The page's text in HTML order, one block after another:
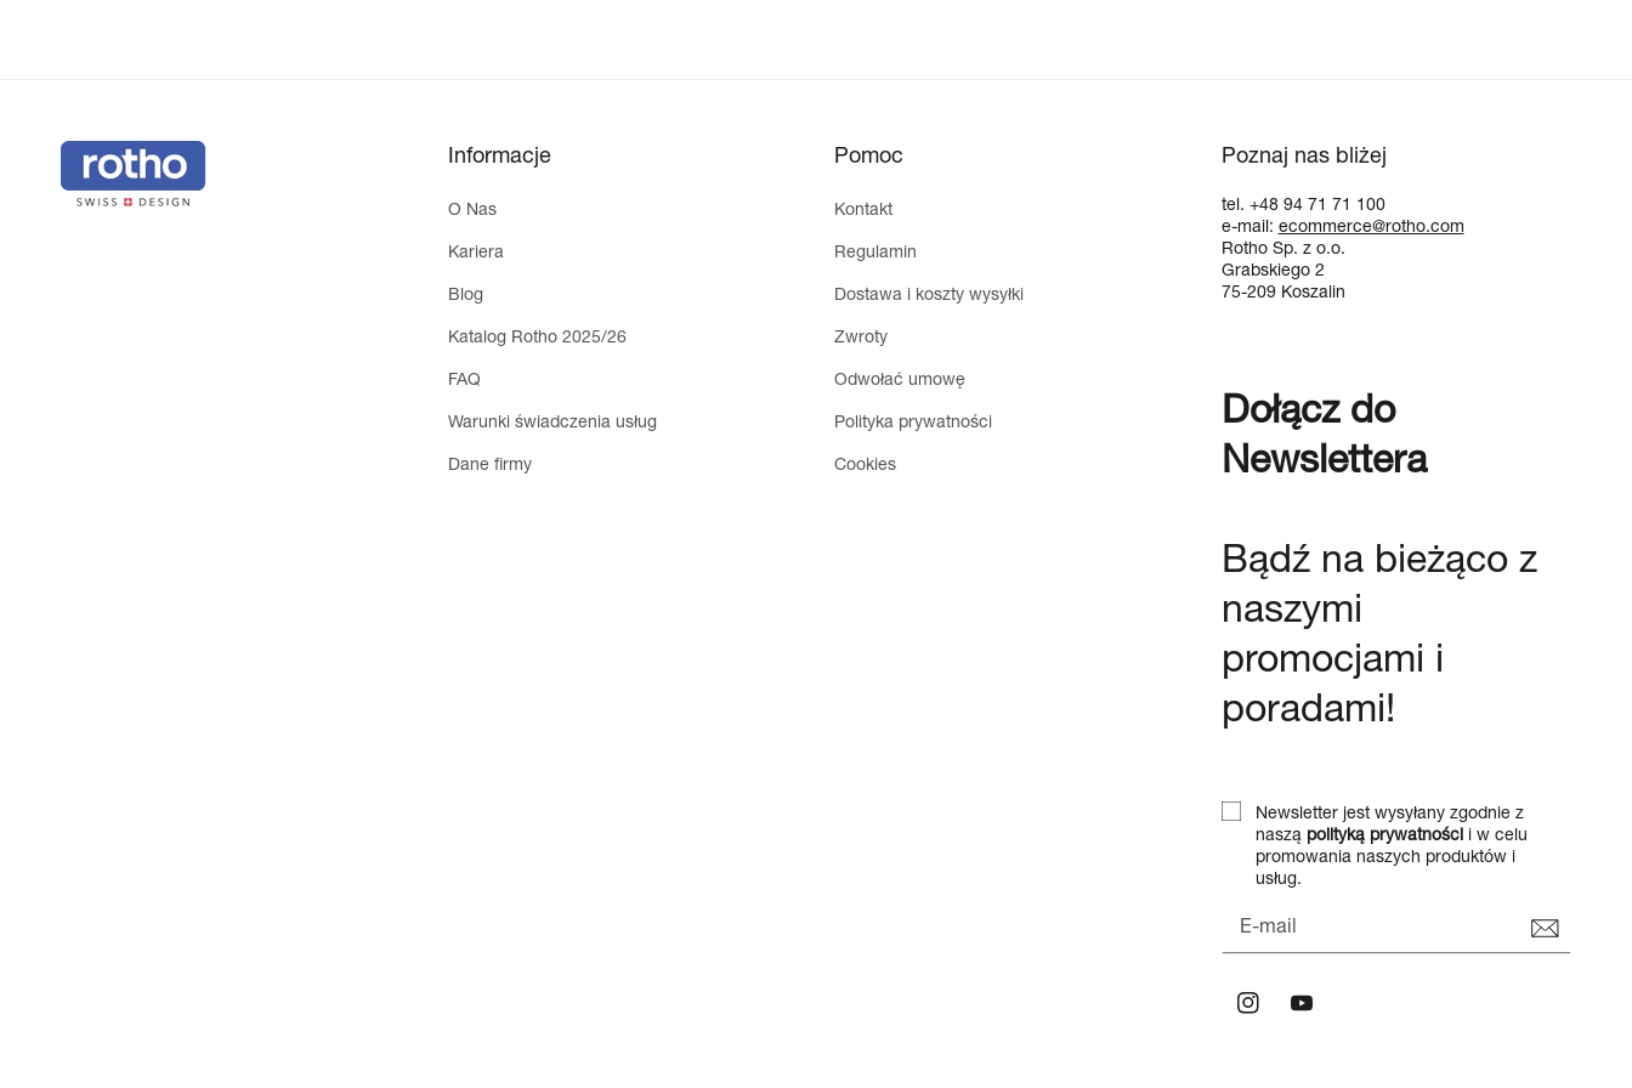
Informacje
O Nas
Kariera
Blog
Katalog Rotho 2025/26
FAQ
Warunki świadczenia usług
Dane firmy
Pomoc
Kontakt
Regulamin
Dostawa i koszty wysyłki
Zwroty
Odwołać umowę
Polityka prywatności
Cookies
Poznaj nas bliżej
tel. +48 94 71 71 100
e-mail: ecommerce@rotho.com
Rotho Sp. z o.o.
Grabskiego 2
75-209 Koszalin
Dołącz do
Newslettera
Bądź na bieżąco z
naszymi
promocjami i
poradami!
Newsletter jest wysyłany zgodnie z
naszą polityką prywatnościi w celu
promowania naszych produktów i
usług.
E-mail
InstagramYoutube